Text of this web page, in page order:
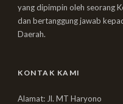
yang dipimpin oleh seorang
dan bertanggung jawab
Daerah.
KONTAK KAMI
Alamat: Jl. MT Haryono